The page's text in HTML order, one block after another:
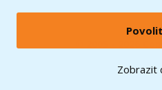
Zobrazit
2024 The